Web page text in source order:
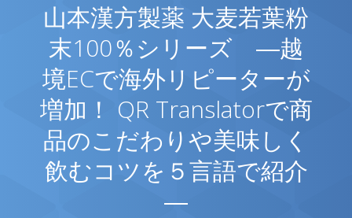
QR Translatorについて
機能
プラン
本番利用までの流れ
実績一覧
インタビュー
ニュース
プレスリリース
サポート
山本漢方製薬 大麦若葉粉
末100％シリーズ ―越
境ECで海外リピーターが
増加！ QR Translatorで商
品のこだわりや美味しく
飲むコツを５言語で紹介
―